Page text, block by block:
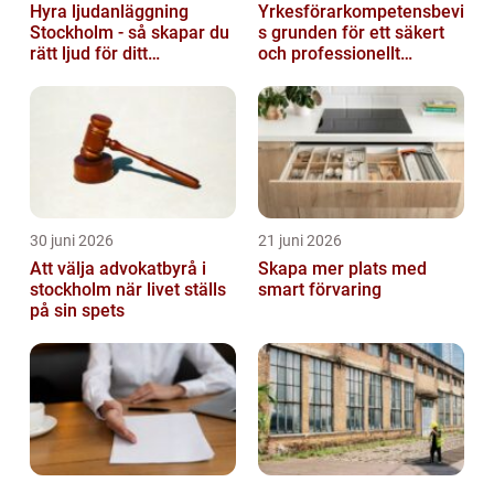
Hyra ljudanläggning
Stockholm - så skapar du
rätt ljud för ditt
Yrkesförarkompetensbevi
s grunden för ett säkert
och professionellt
30 juni 2026
Att välja advokatbyrå i
stockholm när livet ställs
på sin spets
21 juni 2026
Skapa mer plats med
smart förvaring